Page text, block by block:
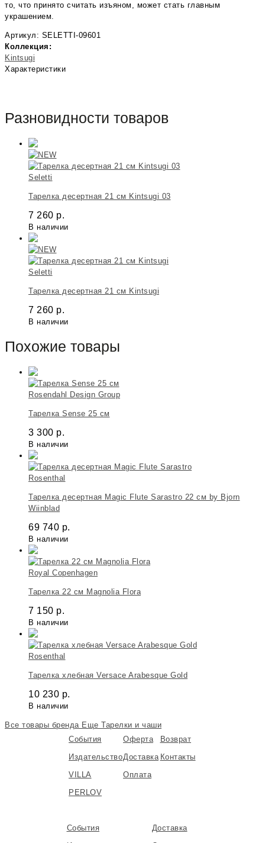
то, что принято считать изъяном, может стать главным
украшением.
Артикул: SELETTI-09601
Коллекция:
Kintsugi
Характеристики
Разновидности товаров
Seletti
Тарелка десертная 21 см Kintsugi 03
7 260 р.
В наличии
Seletti
Тарелка десертная 21 см Kintsugi
7 260 р.
В наличии
Похожие товары
Rosendahl Design Group
Тарелка Sense 25 см
3 300 р.
В наличии
Rosenthal
Тарелка десертная Magic Flute Sarastro 22 см by Bjorn
Wiinblad
69 740 р.
В наличии
Royal Copenhagen
Тарелка 22 см Magnolia Flora
7 150 р.
В наличии
Rosenthal
Тарелка хлебная Versace Arabesque Gold
10 230 р.
В наличии
Все товары бренда Еще Тарелки и чаши
События
Издательство
VILLA
PERLOV
Оферта
Доставка
Оплата
Возврат
Контакты
События
Доставка